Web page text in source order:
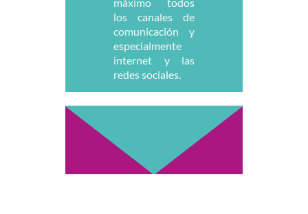
los canales de
comunicación y
especialmente
internet y las
redes sociales.